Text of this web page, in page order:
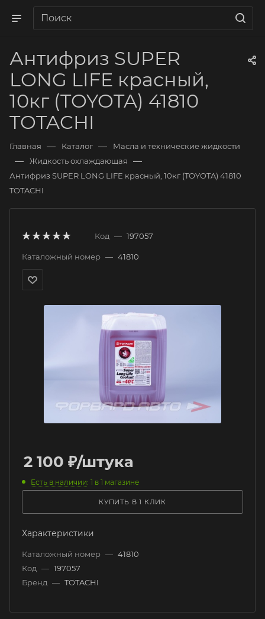
Антифриз SUPER
LONG LIFE красный,
10кг (TOYOTA) 41810
TOTACHI
Главная — Каталог — Масла и технические жидкости
— Жидкость охлаждающая —
Антифриз SUPER LONG LIFE красный, 10кг (TOYOTA) 41810
TOTACHI
Код — 197057
Каталожный номер — 41810
2 100 ₽/штука
Есть в наличии: 1 в 1 магазине
КУПИТЬ В 1 КЛИК
Характеристики
Каталожный номер — 41810
Код — 197057
Бренд — TOTACHI